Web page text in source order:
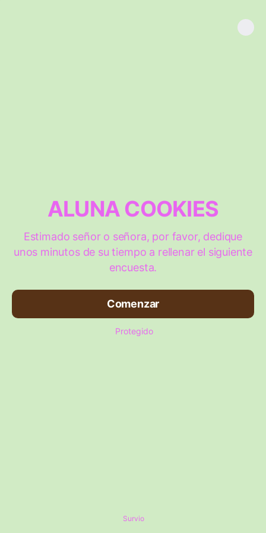
ALUNA COOKIES
Estimado señor o señora, por favor, dedique
unos minutos de su tiempo a rellenar el siguiente
encuesta.
Comenzar
Protegido
Survio